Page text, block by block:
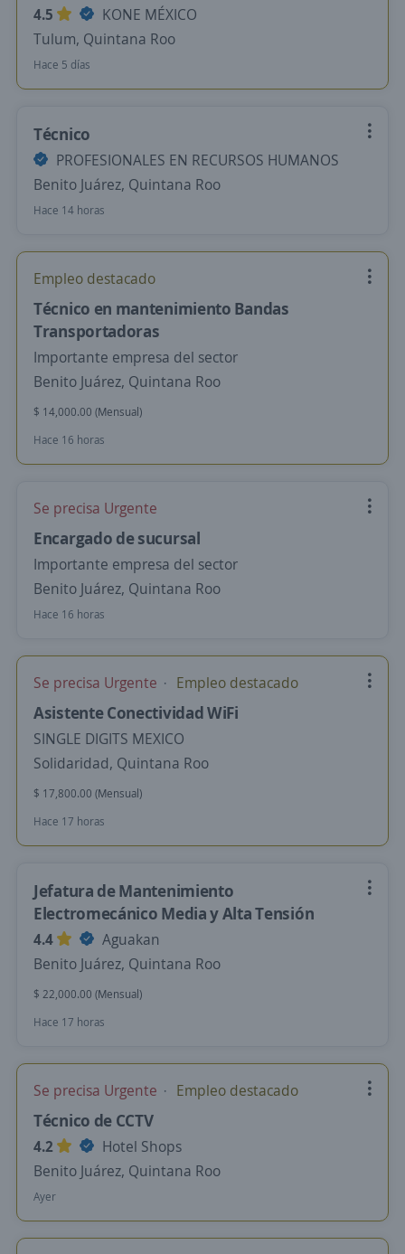
4.5
KONE MÉXICO
Tulum, Quintana Roo
Hace 5 días
Técnico
PROFESIONALES EN RECURSOS HUMANOS
Benito Juárez, Quintana Roo
Hace 14 horas
Empleo destacado
Técnico en mantenimiento Bandas
Transportadoras
Importante empresa del sector
Benito Juárez, Quintana Roo
$ 14,000.00 (Mensual)
Hace 16 horas
Se precisa Urgente
Encargado de sucursal
Importante empresa del sector
Benito Juárez, Quintana Roo
Hace 16 horas
Se precisa Urgente Empleo destacado
Asistente Conectividad WiFi
SINGLE DIGITS MEXICO
Solidaridad, Quintana Roo
$ 17,800.00 (Mensual)
Hace 17 horas
Jefatura de Mantenimiento
Electromecánico Media y Alta Tensión
4.4
Aguakan
Benito Juárez, Quintana Roo
$ 22,000.00 (Mensual)
Hace 17 horas
Se precisa Urgente Empleo destacado
Técnico de CCTV
4.2
Hotel Shops
Benito Juárez, Quintana Roo
Ayer